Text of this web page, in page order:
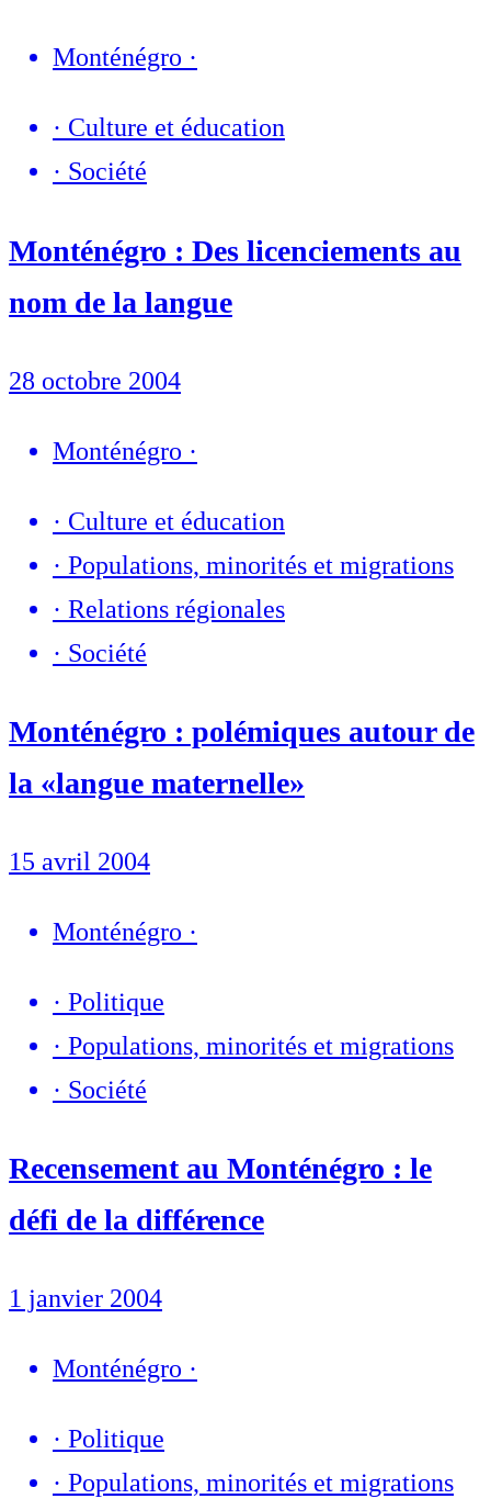
Monténégro ·
· Culture et éducation
· Société
Monténégro : Des licenciements au
nom de la langue
28 octobre 2004
Monténégro ·
· Culture et éducation
· Populations, minorités et migrations
· Relations régionales
· Société
Monténégro : polémiques autour de
la «langue maternelle»
15 avril 2004
Monténégro ·
· Politique
· Populations, minorités et migrations
· Société
Recensement au Monténégro : le
défi de la différence
1 janvier 2004
Monténégro ·
· Politique
· Populations, minorités et migrations